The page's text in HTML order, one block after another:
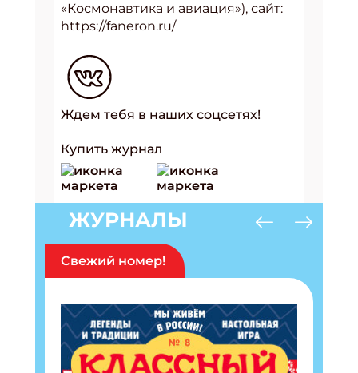
«Космонавтика и авиация»), сайт:
https://faneron.ru/
Ждем тебя в наших соцсетях!
Купить журнал
ЖУРНАЛЫ
Свежий номер!